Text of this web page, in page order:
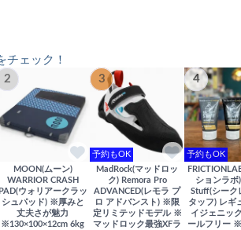
チェック！
2
MOON(ムーン)
WARRIOR CRASH
PAD(ウォリアークラッ
シュパッド) ※厚みと
丈夫さが魅力
※130×100×12cm 6kg
3
予約もOK
MadRock(マッドロッ
ク) Remora Pro
ADVANCED(レモラ プ
ロ アドバンスト) ※限
定リミテッドモデル ※
マッドロック最強XFラ
4
予約もOK
ションラボ
Stuff(シーク
タッフ) レギ
イジェニッ
ールフリー